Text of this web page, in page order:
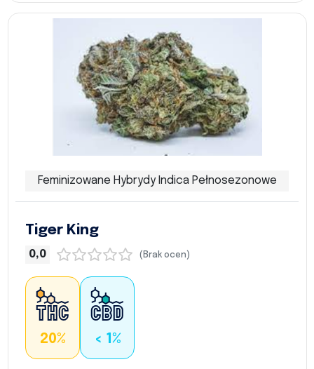
Feminizowane Hybrydy Indica Pełnosezonowe
Tiger King
0,0 (Brak ocen)
20% < 1%